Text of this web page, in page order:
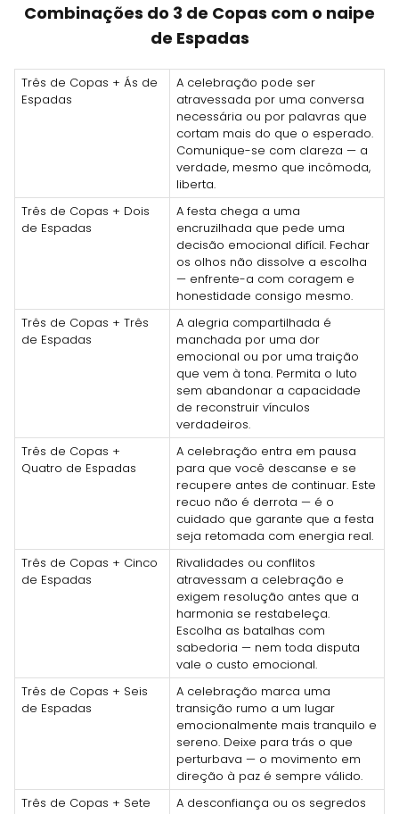
Combinações do 3 de Copas com o naipe
de Espadas
Três de Copas + Ás de
Espadas
A celebração pode ser
atravessada por uma conversa
necessária ou por palavras que
cortam mais do que o esperado.
Comunique-se com clareza — a
verdade, mesmo que incômoda,
liberta.
Três de Copas + Dois
de Espadas
A festa chega a uma
encruzilhada que pede uma
decisão emocional difícil. Fechar
os olhos não dissolve a escolha
— enfrente-a com coragem e
honestidade consigo mesmo.
Três de Copas + Três
de Espadas
A alegria compartilhada é
manchada por uma dor
emocional ou por uma traição
que vem à tona. Permita o luto
sem abandonar a capacidade
de reconstruir vínculos
verdadeiros.
Três de Copas +
Quatro de Espadas
A celebração entra em pausa
para que você descanse e se
recupere antes de continuar. Este
recuo não é derrota — é o
cuidado que garante que a festa
seja retomada com energia real.
Três de Copas + Cinco
de Espadas
Rivalidades ou conflitos
atravessam a celebração e
exigem resolução antes que a
harmonia se restabeleça.
Escolha as batalhas com
sabedoria — nem toda disputa
vale o custo emocional.
Três de Copas + Seis
de Espadas
A celebração marca uma
transição rumo a um lugar
emocionalmente mais tranquilo e
sereno. Deixe para trás o que
perturbava — o movimento em
direção à paz é sempre válido.
Três de Copas + Sete
A desconfiança ou os segredos